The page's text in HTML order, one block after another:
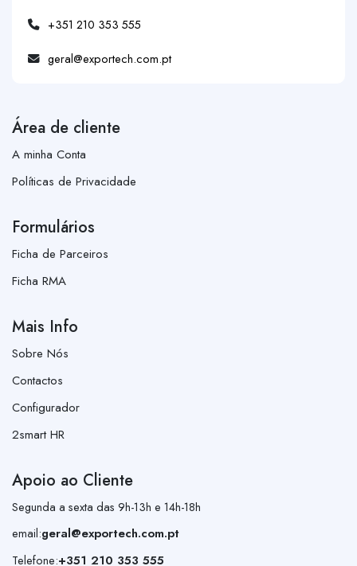
+351 210 353 555
geral@exportech.com.pt
Área de cliente
A minha Conta
Políticas de Privacidade
Formulários
Ficha de Parceiros
Ficha RMA
Mais Info
Sobre Nós
Contactos
Configurador
2smart HR
Apoio ao Cliente
Segunda a sexta das 9h-13h e 14h-18h
email:geral@exportech.com.pt
Telefone:+351 210 353 555